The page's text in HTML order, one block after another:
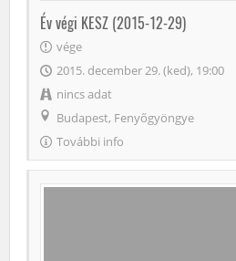
Év végi KESZ (2015-12-29)
vége
2015. december 29. (ked), 19:00
nincs adat
Budapest, Fenyőgyöngye
További info